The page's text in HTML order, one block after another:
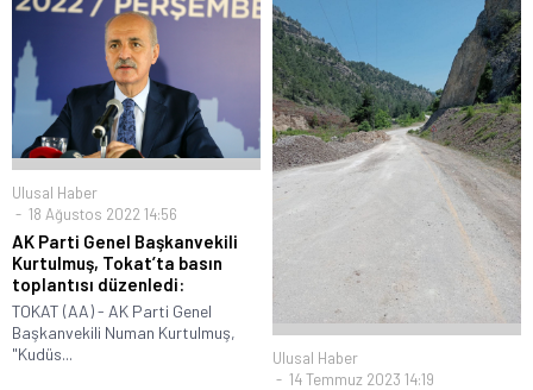
Ulusal Haber
18 Ağustos 2022 14:56
AK Parti Genel Başkanvekili
Kurtulmuş, Tokat’ta basın
toplantısı düzenledi:
TOKAT (AA) - AK Parti Genel
Başkanvekili Numan Kurtulmuş,
"Kudüs...
Ulusal Haber
14 Temmuz 2023 14:19